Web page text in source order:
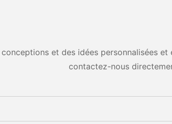
et des idées personnalisées
contactez-nous